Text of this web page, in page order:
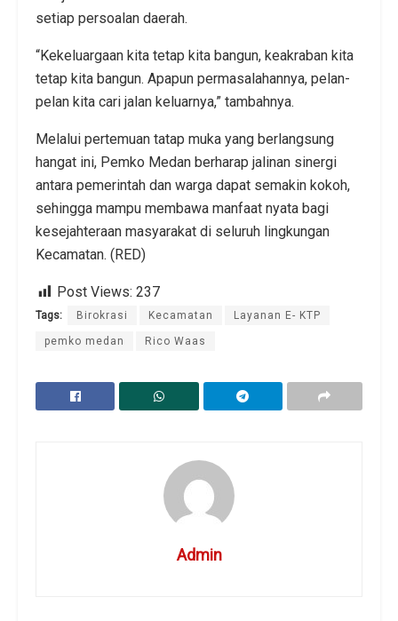
setiap persoalan daerah.
“Kekeluargaan kita tetap kita bangun, keakraban kita
tetap kita bangun. Apapun permasalahannya, pelan-
pelan kita cari jalan keluarnya,” tambahnya.
Melalui pertemuan tatap muka yang berlangsung
hangat ini, Pemko Medan berharap jalinan sinergi
antara pemerintah dan warga dapat semakin kokoh,
sehingga mampu membawa manfaat nyata bagi
kesejahteraan masyarakat di seluruh lingkungan
Kecamatan. (RED)
Post Views: 237
Tags: Birokrasi Kecamatan Layanan E- KTP
pemko medan Rico Waas
Admin